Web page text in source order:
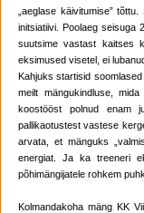
„aeglase käivitumise”
initsiatiivi. Poolaeg seisuga
suutsime vastast kaitses
eksimused visetel, ei
Kahjuks startisid
meilt mängukindluse,
koostööst polnud enam
pallikaotustest vastese
arvata, et mänguks
energiat. Ja ka treeneri
põhimängijatele rohkem
Kolmandakoha mäng KK